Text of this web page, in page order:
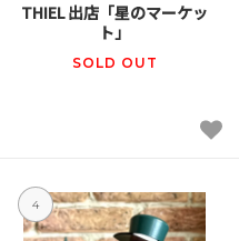
THIEL 出店「星のマーケッ
ト」
SOLD OUT
4